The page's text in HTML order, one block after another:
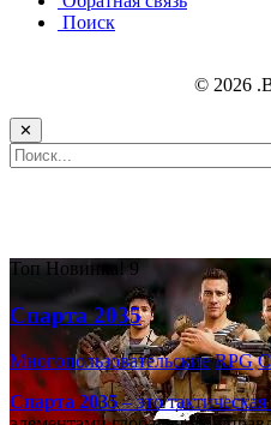
Поиск
© 2026
✕
Топ Новинка! 9
Спарта 2035
Многопользовательские RPG
Спарта 2035– это тактическая